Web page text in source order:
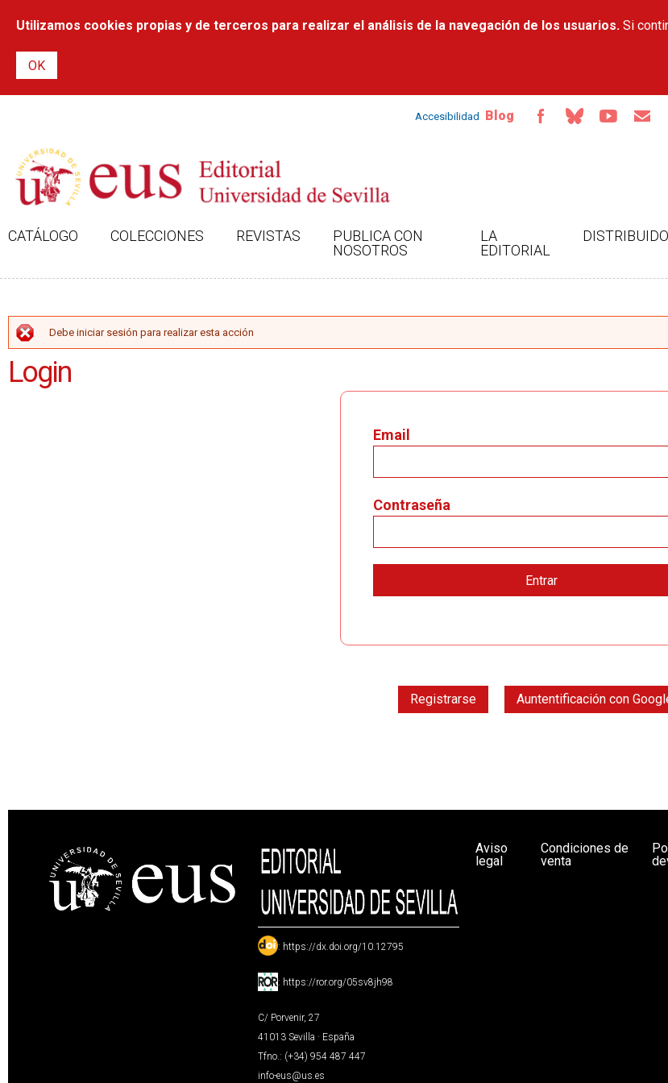
contenido
Utilizamos cookies propias y de terceros para realizar el análisis de la navegación de los usuarios. Si
Accesibilidad Blog
CATÁLOGO COLECCIONES REVISTAS
PUBLICA CON
NOSOTROS
LA
EDITORIAL
MENSAJE DE ERROR
Debe iniciar sesión para realizar esta acción
Login
Email
Contraseña
Registrarse Auntentificación con
: https://dx.doi.org/10.12795
: https://ror.org/05sv8jh98
C/ Porvenir, 27
41013 Sevilla · España
Tfno.: (+34) 954 487 447
info-eus@us.es
Aviso
legal
Condiciones de
venta